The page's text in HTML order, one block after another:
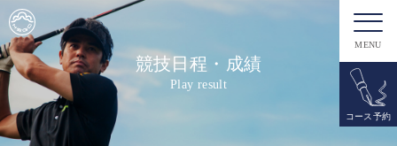
MENU
コース予約
競技日程・成績
Play result